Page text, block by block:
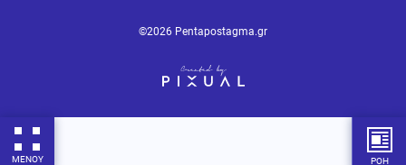
ΜΕΝΟΥ ΡΟΗ
Ραγδαία επιδείνωση-Ισραηλινά ΜΜΕ: «Ο Ερντογάν
απειλεί από την Συρία
Κρήτη: Στο νοσοκομείο 51χρονος Βρετανός μετά από
©2026 Pentapostagma.gr